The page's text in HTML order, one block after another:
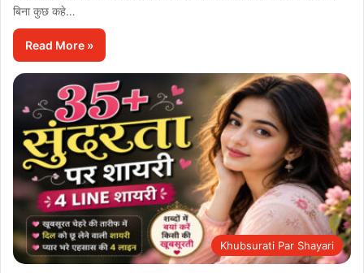
बिना कुछ कहे…
Read More »
Khubsurati Par Shayari